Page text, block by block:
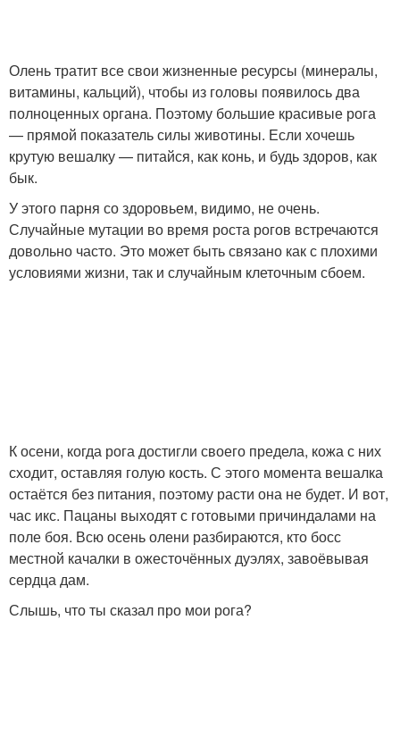
Олень тратит все свои жизненные ресурсы (минералы,
витамины, кальций), чтобы из головы появилось два
полноценных органа. Поэтому большие красивые рога
— прямой показатель силы животины. Если хочешь
крутую вешалку — питайся, как конь, и будь здоров, как
бык.
У этого парня со здоровьем, видимо, не очень.
Случайные мутации во время роста рогов встречаются
довольно часто. Это может быть связано как с плохими
условиями жизни, так и случайным клеточным сбоем.
К осени, когда рога достигли своего предела, кожа с них
сходит, оставляя голую кость. С этого момента вешалка
остаётся без питания, поэтому расти она не будет. И вот,
час икс. Пацаны выходят с готовыми причиндалами на
поле боя. Всю осень олени разбираются, кто босс
местной качалки в ожесточённых дуэлях, завоёвывая
сердца дам.
Слышь, что ты сказал про мои рога?